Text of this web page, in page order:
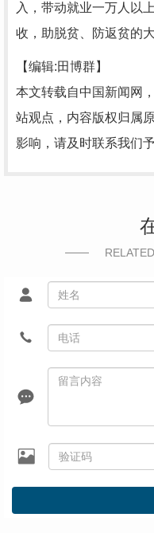
入，带动就业一万人以
收，助脱贫、防返贫的大
【编辑:田博群】
本文转载自中国新闻网
站观点，内容版权归属
影响，请及时联系我们